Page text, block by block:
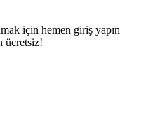
için hemen giriş yapın
ücretsiz!